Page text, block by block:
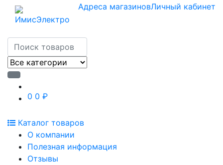
Адреса магазиновЛичный кабинет
0 0 ₽
Каталог товаров
О компании
Полезная информация
Отзывы